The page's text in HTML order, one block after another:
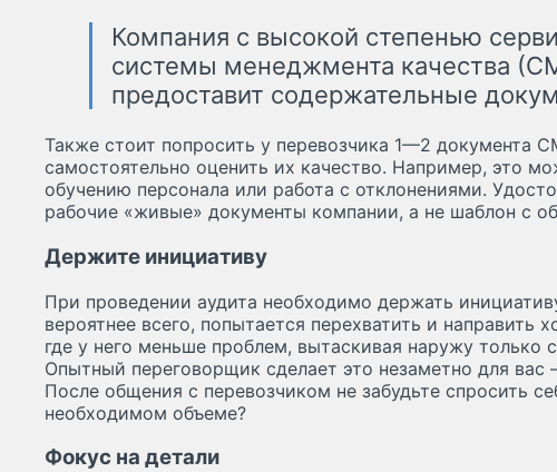
Компания с высокой степенью
системы менеджмента качества
предоставит содержательные
Также стоит попросить у перевозчика 1—2 документа
самостоятельно оценить их качество. Например, это
обучению персонала или работа с отклонениями.
рабочие «живые» документы компании, а не шаблон с
Держите инициативу
При проведении аудита необходимо держать
вероятнее всего, попытается перехватить и направить
где у него меньше проблем, вытаскивая наружу только
Опытный переговорщик сделает это незаметно для
После общения с перевозчиком не забудьте спросить
необходимом объеме?
Фокус на детали